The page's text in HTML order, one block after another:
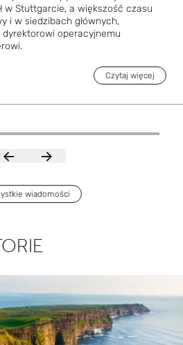
w Stuttgarcie, a większość czasu
i w siedzibach głównych,
operacyjnemu
Czytaj więcej
wiadomości